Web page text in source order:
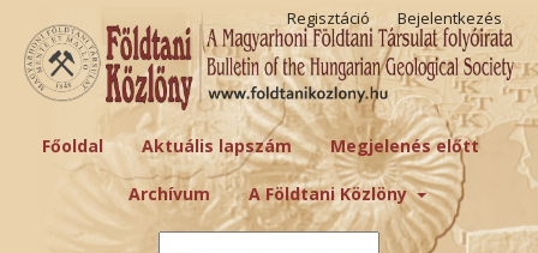
Főoldal Aktuális lapszám Megjelenés előtt
Archívum A Földtani Közlöny
Regisztáció Bejelentkezés